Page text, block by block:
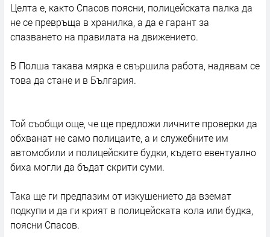
Целта е, както Спасов поясни, полицейската палка да
не се превръща в хранилка, а да е гарант за
спазването на правилата на движението.
В Полша такава мярка е свършила работа, надявам се
това да стане и в България.
Той съобщи още, че ще предложи личните проверки да
обхванат не само полицаите, а и служебните им
автомобили и полицейските будки, където евентуално
биха могли да бъдат скрити суми.
Така ще ги предпазим от изкушението да вземат
подкупи и да ги крият в полицейската кола или будка,
поясни Спасов.